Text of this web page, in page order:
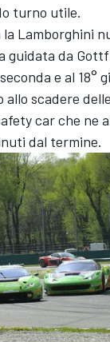
turno utile.
Lamborghini
guidata da
e al 18°
scadere
car che ne
dal termine.